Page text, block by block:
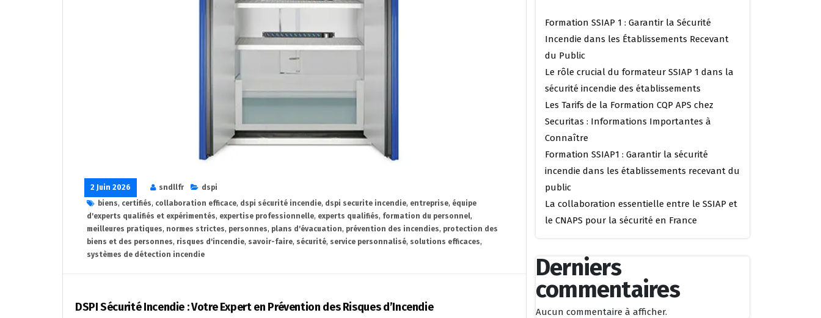
2 Juin 2026 sndllfr
dspi
biens, certifiés, collaboration efficace, dspi sécurité incendie, dspi securite incendie, entreprise, équipe
d'experts qualifiés et expérimentés, expertise professionnelle, experts qualifiés, formation du personnel,
meilleures pratiques, normes strictes, personnes, plans d'évacuation, prévention des incendies, protection des
biens et des personnes, risques d'incendie, savoir-faire, sécurité, service personnalisé, solutions efficaces,
systèmes de détection incendie
DSPI Sécurité Incendie : Votre Expert en Prévention des Risques d’Incendie
Formation SSIAP 1 : Garantir la Sécurité
Incendie dans les Établissements Recevant
du Public
Le rôle crucial du formateur SSIAP 1 dans la
sécurité incendie des établissements
Les Tarifs de la Formation CQP APS chez
Securitas : Informations Importantes à
Connaître
Formation SSIAP1 : Garantir la sécurité
incendie dans les établissements recevant du
public
La collaboration essentielle entre le SSIAP et
le CNAPS pour la sécurité en France
Derniers
commentaires
Aucun commentaire à afficher.